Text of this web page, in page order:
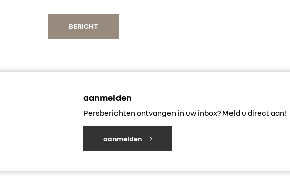
BERICHT
aanmelden
Persberichten ontvangen in uw inbox? Meld u direct aan!
aanmelden